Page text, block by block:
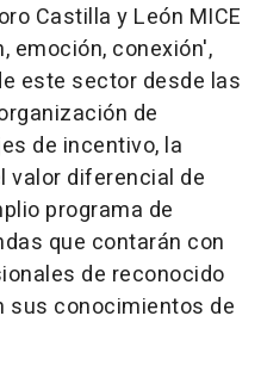
Castilla y León MICE
emoción, conexión',
este sector desde las
de
de incentivo, la
valor diferencial de
programa de
que contarán con
de reconocido
sus conocimientos de